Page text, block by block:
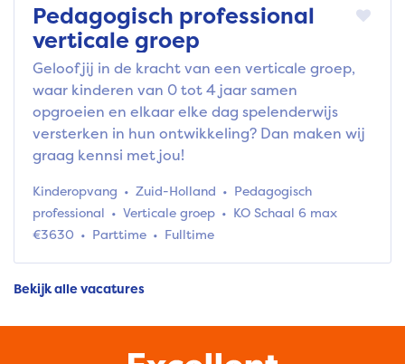
Pedagogisch professional
verticale groep
Geloof jij in de kracht van een verticale groep,
waar kinderen van 0 tot 4 jaar samen
opgroeien en elkaar elke dag spelenderwijs
versterken in hun ontwikkeling? Dan maken wij
graag kennsi met jou!
Kinderopvang Zuid-Holland
Pedagogisch
professional
Verticale groep
KO Schaal 6 max
€3630
Parttime Fulltime
Bekijk alle vacatures